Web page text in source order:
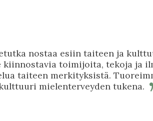
nostaa esiin taiteen ja
kiinnostavia toimijoita, tekoja ja
taiteen merkityksistä.
mielenterveyden tukena.